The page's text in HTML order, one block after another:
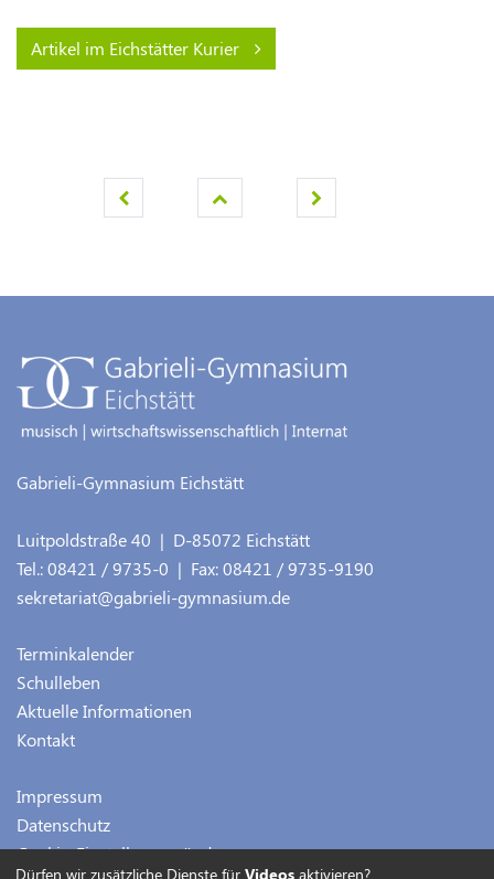
Artikel im Eichstätter Kurier
Gabrieli-Gymnasium Eichstätt
Luitpoldstraße 40 | D-85072 Eichstätt
Tel.:08421 / 9735-0 | Fax:08421 / 9735-9190
sekretariat@gabrieli-gymnasium.de
Terminkalender
Schulleben
Aktuelle Informationen
Kontakt
Impressum
Datenschutz
Cookie-Einstellungen ändern
Dürfen wir zusätzliche Dienste für Videos aktivieren?